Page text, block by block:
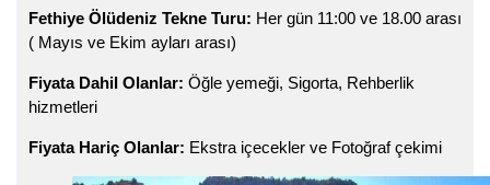
Fethiye Ölüdeniz Tekne Turu: Her gün 11:00 ve 18.00 arası
( Mayıs ve Ekim ayları arası)
Fiyata Dahil Olanlar: Öğle yemeği, Sigorta, Rehberlik
hizmetleri
Fiyata Hariç Olanlar: Ekstra içecekler ve Fotoğraf çekimi